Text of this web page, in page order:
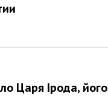
Царя Iрода, його